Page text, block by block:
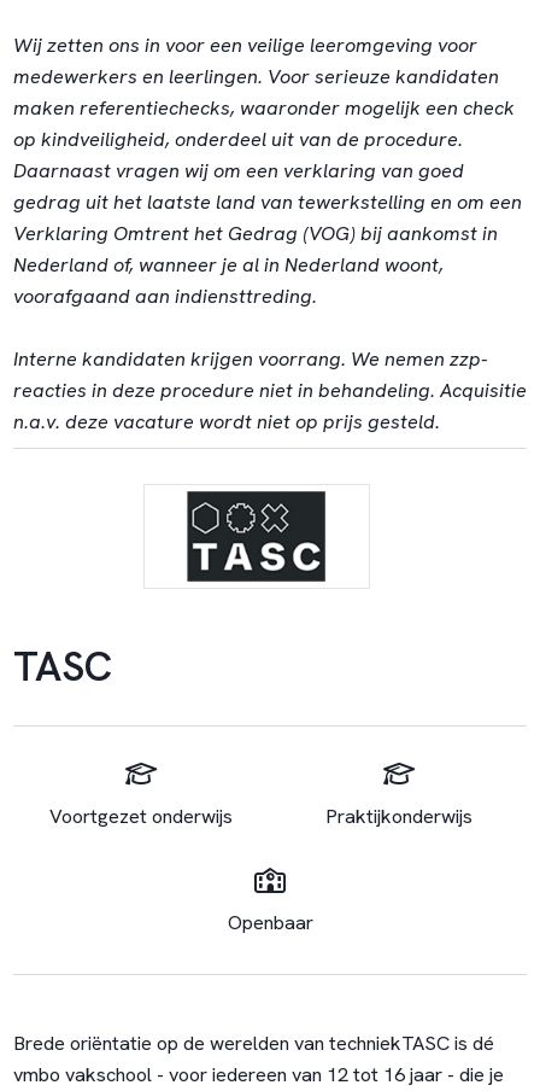
Wij zetten ons in voor een veilige leeromgeving voor
medewerkers en leerlingen. Voor serieuze kandidaten
maken referentiechecks, waaronder mogelijk een check
op kindveiligheid, onderdeel uit van de procedure.
Daarnaast vragen wij om een verklaring van goed
gedrag uit het laatste land van tewerkstelling en om een
Verklaring Omtrent het Gedrag (VOG) bij aankomst in
Nederland of, wanneer je al in Nederland woont,
voorafgaand aan indiensttreding.
Interne kandidaten krijgen voorrang. We nemen zzp-
reacties in deze procedure niet in behandeling. Acquisitie
n.a.v. deze vacature wordt niet op prijs gesteld.
TASC
Voortgezet onderwijs Praktijkonderwijs
Openbaar
Brede oriëntatie op de werelden van techniekTASC is dé
vmbo vakschool - voor iedereen van 12 tot 16 jaar - die je